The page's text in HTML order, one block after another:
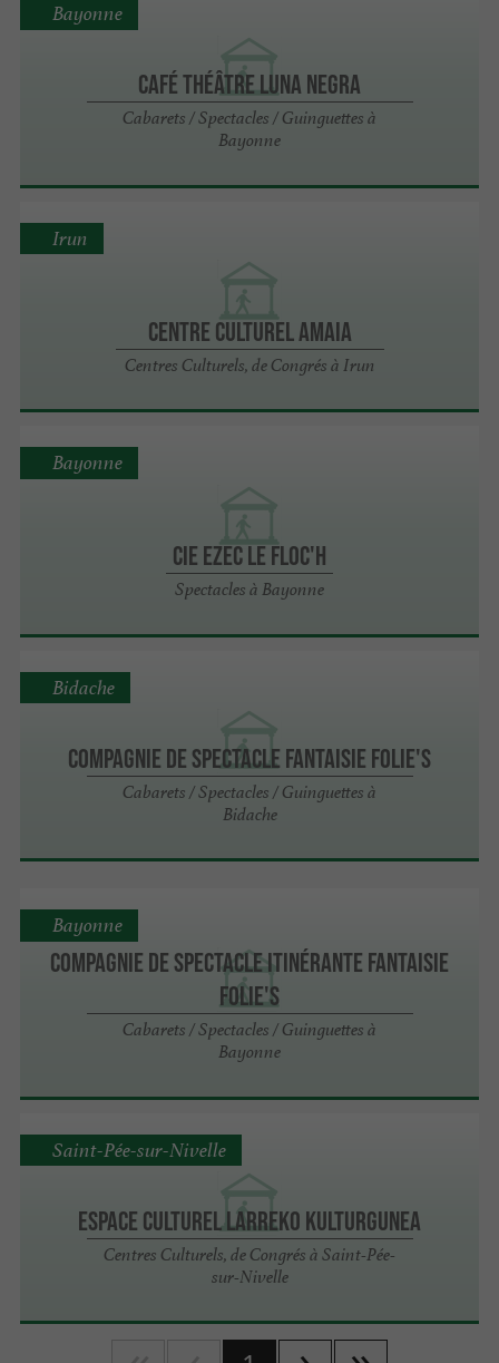
CAFÉ THÉÂTRE LUNA NEGRA
Cabarets / Spectacles / Guinguettes à
Bayonne
Bayonne
Centre Culturel Amaia
Centres Culturels, de Congrés à Irun
Irun
Cie Ezec Le Floc'h
Spectacles à Bayonne
Bayonne
Compagnie de Spectacle Fantaisie Folie's
Cabarets / Spectacles / Guinguettes à
Bidache
Bidache
Compagnie de Spectacle itinérante Fantaisie
Folie's
Cabarets / Spectacles / Guinguettes à
Bayonne
Bayonne
Espace culturel Larreko Kulturgunea
Centres Culturels, de Congrés à Saint-Pée-
sur-Nivelle
Saint-Pée-sur-Nivelle